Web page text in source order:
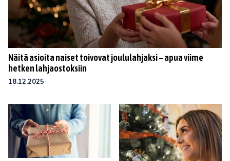
Näitä asioita naiset toivovat joululahjaksi – apua viime
hetken lahjaostoksiin
18.12.2025